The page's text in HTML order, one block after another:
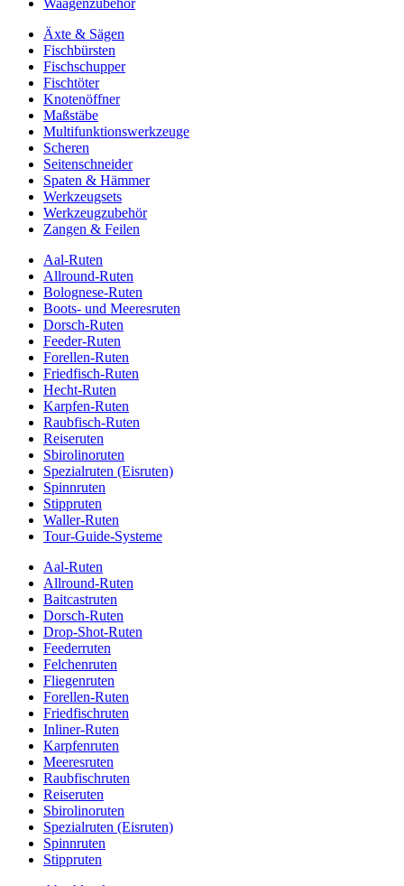
Äxte & Sägen
Fischbürsten
Fischschupper
Fischtöter
Knotenöffner
Maßstäbe
Multifunktionswerkzeuge
Scheren
Seitenschneider
Spaten & Hämmer
Werkzeugsets
Werkzeugzubehör
Zangen & Feilen
Aal-Ruten
Allround-Ruten
Bolognese-Ruten
Boots- und Meeresruten
Dorsch-Ruten
Feeder-Ruten
Forellen-Ruten
Friedfisch-Ruten
Hecht-Ruten
Karpfen-Ruten
Raubfisch-Ruten
Reiseruten
Sbirolinoruten
Spezialruten (Eisruten)
Spinnruten
Stippruten
Waller-Ruten
Tour-Guide-Systeme
Aal-Ruten
Allround-Ruten
Baitcastruten
Dorsch-Ruten
Drop-Shot-Ruten
Feederruten
Felchenruten
Fliegenruten
Forellen-Ruten
Friedfischruten
Inliner-Ruten
Karpfenruten
Meeresruten
Raubfischruten
Reiseruten
Sbirolinoruten
Spezialruten (Eisruten)
Spinnruten
Stippruten